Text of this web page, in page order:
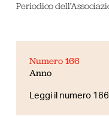
Periodico
Numero 166
Anno
Leggi il numero 166